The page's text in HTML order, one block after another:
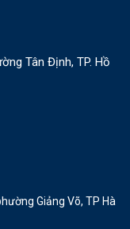
Tân Định, TP. Hồ
Giảng Võ, TP Hà